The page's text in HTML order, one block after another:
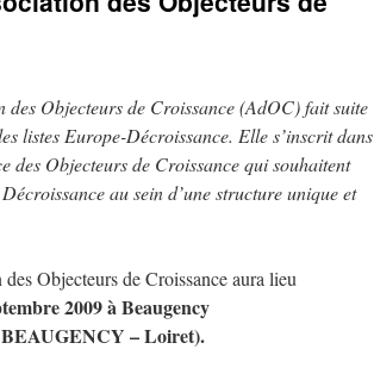
des Objecteurs de Croissance (AdOC) fait suite
listes Europe-Décroissance. Elle s’inscrit dans
des Objecteurs de Croissance qui souhaitent
au sein d’une structure unique et
Objecteurs de Croissance aura lieu
2009 à Beaugency
BEAUGENCY – Loiret).